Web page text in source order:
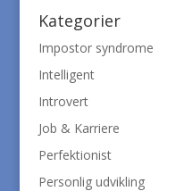
Kategorier
Impostor syndrome
Intelligent
Introvert
Job & Karriere
Perfektionist
Personlig udvikling